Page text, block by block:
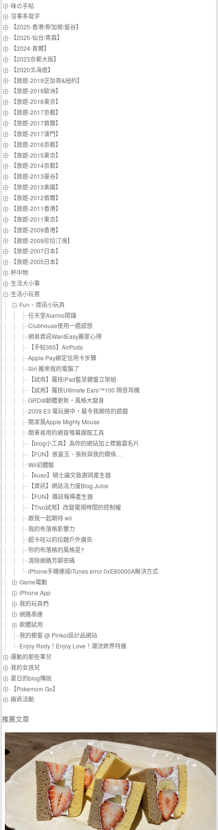
味の手帖‬
沒事多寫字
【2025-香港/新加坡/曼谷】
【2025-仙台/青森】
【2024-首爾】
【2023京都大阪】
【2020北海道】
【旅遊-2019芝加哥&紐約】
【旅遊-2018歐洲】
【旅遊-2018東京】
【旅遊-2017京都】
【旅遊-2017首爾】
【旅遊-2017澳門】
【旅遊-2016京都】
【旅遊-2015東京】
【旅遊-2014京都】
【旅遊-2013曼谷】
【旅遊-2013美國】
【旅遊-2012首爾】
【旅遊-2011香港】
【旅遊-2011東京】
【旅遊-2009香港】
【旅遊-2009珍拉汀灣】
【旅遊-2007日本】
【旅遊-2005日本】
杯中物
生活大小事
生活小玩意
Fun、資訊小玩具
任天堂Alarmo鬧鐘
Clubhouse使用一週感想
網易資訊WantEasy搬家心得
【手帖365】AirPods
Apple Pay綁定信用卡步驟
Siri 搬來我的電腦了
【試用】羅技iPad藍芽鍵盤立架組
【試用】羅技Ultimate Ears™100 隔音耳機
GRDIII韌體更新‧風格大變身
2009 E3 電玩展中，最令我期待的遊戲
簡潔風Apple Mighty Mouse
簡單易用的網頁螢幕擷取工具
【blog小工具】為你的網站加上標籤雲名片
【FUN】張曼玉、張秋與我的關係…
Wii初體驗
【kuso】碩士論文致謝詞產生器
【資訊】網誌活力度Blog Juice
【FUN】雜誌報導產生器
【Tivo試用】改變電視時間的控制權
跟我一起期待 wii
我的布落格影響力
超卡哇以的拉麵戶外廣告
你的布落格的風格是?
清除網路芳鄰密碼
iPhone手機連接iTunes error 0xE80000A解決方式
Game電動
iPhone App
我的玩具們
網路串連
軟體試用
我的櫥窗 @ Pinkoi設計品網站
Enjoy Rody！Enjoy Love！潮流跨界特展
運動的那些事兒
我的女孩兒
夏日的blog傳說
【Pokemom Go】
廠商活動
推薦文章